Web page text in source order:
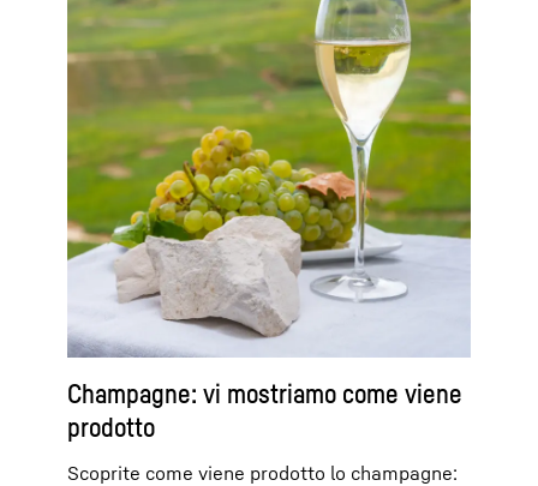
Champagne: vi mostriamo come viene
prodotto
Scoprite come viene prodotto lo champagne: